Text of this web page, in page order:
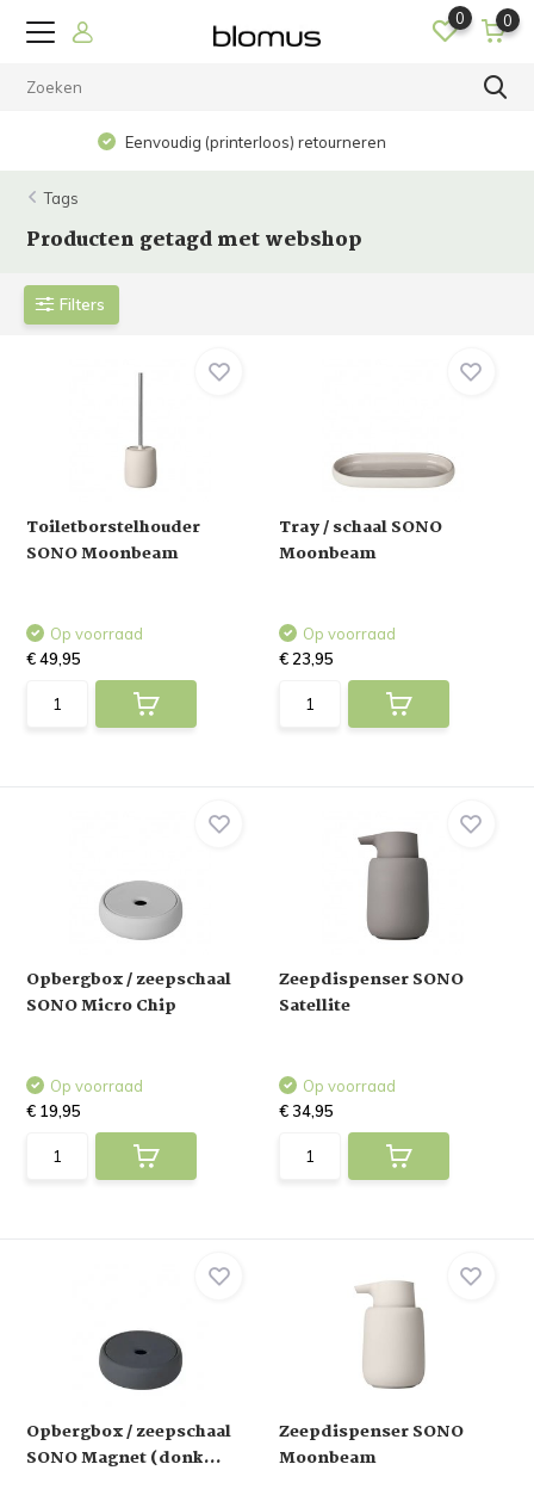
0 0
Op werkdagen voor 15.00 uur besteld? De volgende dag in
huis!
Tags
Producten getagd met webshop
Filters
Toiletborstelhouder
SONO Moonbeam
Op voorraad
€ 49,95
Tray / schaal SONO
Moonbeam
Op voorraad
€ 23,95
Opbergbox / zeepschaal
SONO Micro Chip
Op voorraad
€ 19,95
Zeepdispenser SONO
Satellite
Op voorraad
€ 34,95
Opbergbox / zeepschaal
SONO Magnet (donk...
Zeepdispenser SONO
Moonbeam